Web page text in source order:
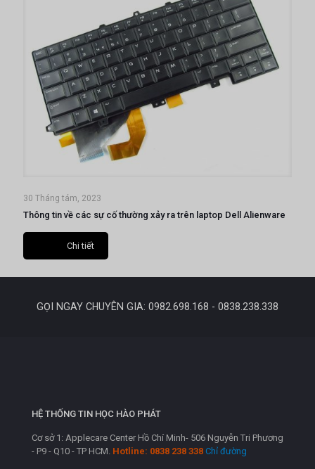
30 Tháng tám, 2023
Thông tin về các sự cố thường xảy ra trên laptop Dell Alienware
Chi tiết
GỌI NGAY CHUYÊN GIA: 0982.698.168 - 0838.238.338
HỆ THỐNG TIN HỌC HÀO PHÁT
Cơ sở 1: Applecare Center Hồ Chí Minh- 506 Nguyễn Tri Phương
- P9 - Q10 - TP HCM. Hotline: 0838 238 338 Chỉ đường